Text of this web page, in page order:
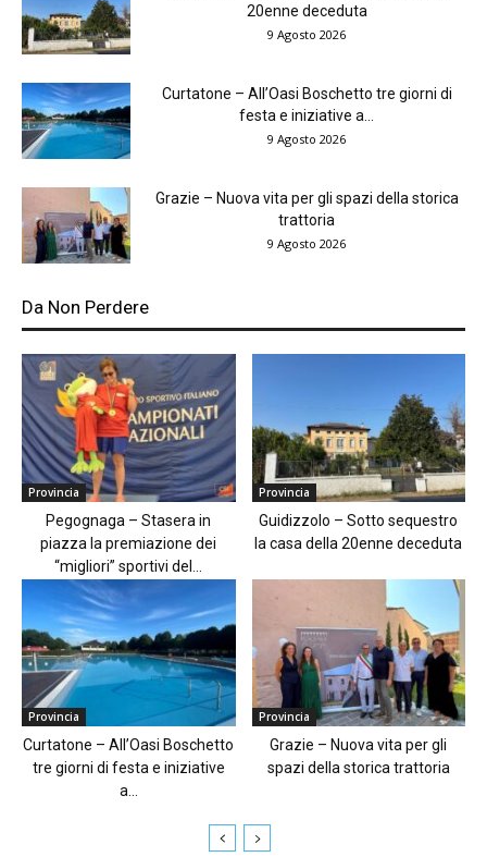
20enne deceduta
9 Agosto 2026
Curtatone – All’Oasi Boschetto tre giorni di
festa e iniziative a...
9 Agosto 2026
Grazie – Nuova vita per gli spazi della storica
trattoria
9 Agosto 2026
Da Non Perdere
Provincia
Pegognaga – Stasera in
piazza la premiazione dei
“migliori” sportivi del...
Provincia
Guidizzolo – Sotto sequestro
la casa della 20enne deceduta
Provincia
Curtatone – All’Oasi Boschetto
tre giorni di festa e iniziative
a...
Provincia
Grazie – Nuova vita per gli
spazi della storica trattoria